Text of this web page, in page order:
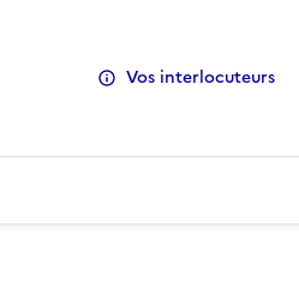
Vos interlocuteurs